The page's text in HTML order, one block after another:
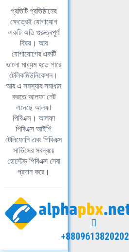
প্রতিটি প্রতিষ্ঠানের
ক্ষেত্রেই যোগাযোগ
একটি অতি গুরুত্বপূর্ণ
বিষয়। আর
যোগাযোগের একটি
ভালো মাধ্যম হতে পারে
টেলিকমিউনিকেশন।
আর এ সমস্যার সমাধান
করতে আলফা নেট
এনেছে আলফা
পিবিএক্স। আলফা
পিবিএক্স আইপি
টেলিফোনি এবং পিবিএক্স
সার্ভিসের সবন্বয়ে
হোস্টেড পিবিএক্স সেবা
প্রদান করে।
+8809613820202